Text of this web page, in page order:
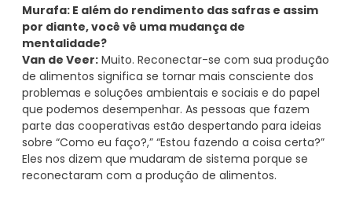
Murafa: E além do rendimento das safras e assim
por diante, você vê uma mudança de
mentalidade?
Van de Veer: Muito. Reconectar-se com sua produção
de alimentos significa se tornar mais consciente dos
problemas e soluções ambientais e sociais e do papel
que podemos desempenhar. As pessoas que fazem
parte das cooperativas estão despertando para ideias
sobre “Como eu faço?,” “Estou fazendo a coisa certa?”
Eles nos dizem que mudaram de sistema porque se
reconectaram com a produção de alimentos.